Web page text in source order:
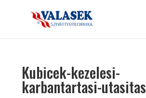
Kubicek-kezelesi-
karbantartasi-utasitas